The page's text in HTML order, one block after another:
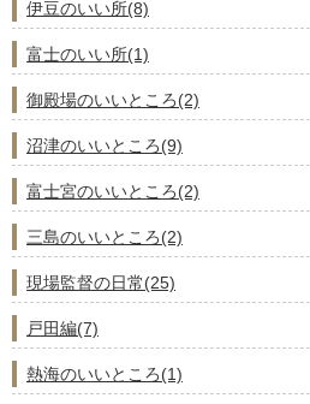
伊豆のいい所(8)
富士のいい所(1)
御殿場のいいところ(2)
沼津のいいところ(9)
富士宮のいいところ(2)
三島のいいところ(2)
現場監督の日常(25)
戸田編(7)
熱海のいいところ(1)